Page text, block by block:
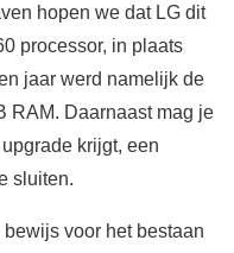
hopen we dat LG dit
processor, in plaats
jaar werd namelijk de
RAM. Daarnaast mag je
krijgt, een
sluiten.
voor het bestaan